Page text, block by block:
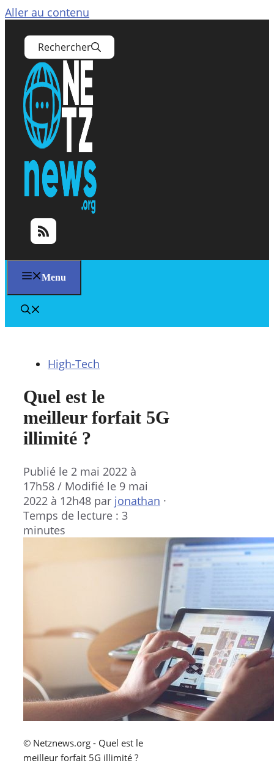
Aller au contenu
Rechercher
Menu
High-Tech
Quel est le
meilleur forfait 5G
illimité ?
Publié le 2 mai 2022 à
17h58 / Modifié le 9 mai
2022 à 12h48 par jonathan ·
Temps de lecture : 3
minutes
© Netznews.org - Quel est le
meilleur forfait 5G illimité ?